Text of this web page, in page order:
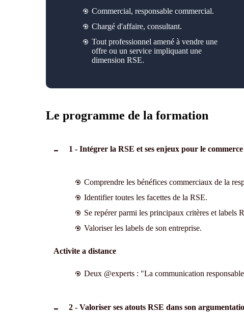
Commercial, responsable commercial.
Chargé d'affaire, consultant.
Tout professionnel amené à vendre une
offre ou un service impliquant une
dimension RSE.
Le programme de la formation
1 - Intégrer la RSE et ses enjeux pour le commerce
Comprendre les bénéfices commerciaux de la
Identifier toutes les facettes de la RSE.
Se repérer parmi les principaux critères et labels
Valoriser les labels de son entreprise.
Activite a distance
Deux @experts : "La communication
2 - Valoriser ses atouts RSE dans son